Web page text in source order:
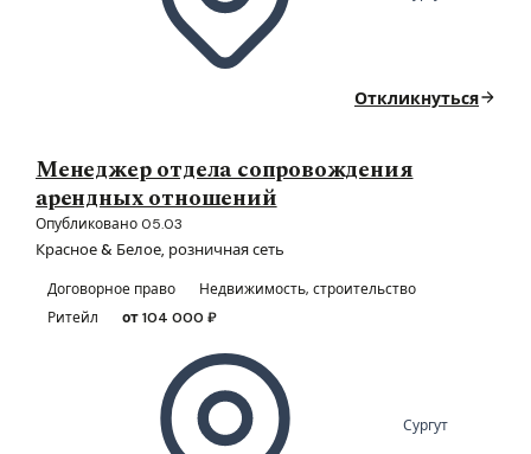
Откликнуться
Менеджер отдела сопровождения
арендных отношений
Опубликовано 05.03
Красное & Белое, розничная сеть
Договорное право
Недвижимость, строительство
Ритейл
от 104 000 ₽
Сургут